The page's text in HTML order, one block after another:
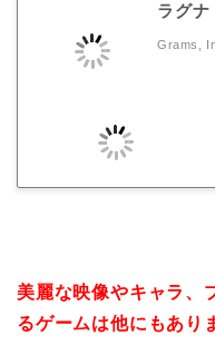
ラグナ
Grams,
美麗な映像やキャラ、
るゲームは他にもあり